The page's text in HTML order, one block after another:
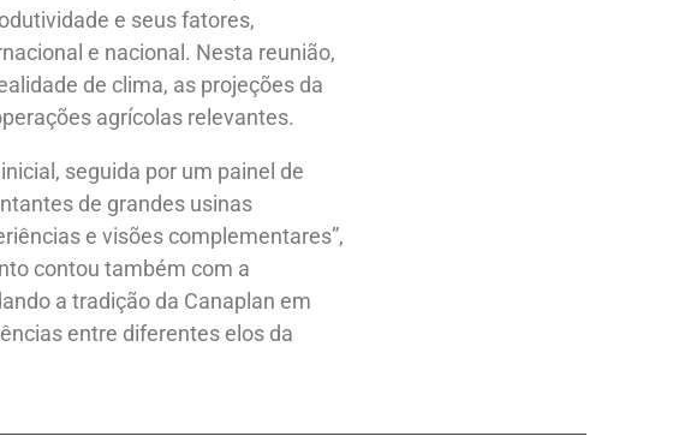
e seus fatores,
e nacional. Nesta reunião,
de clima, as projeções da
agrícolas relevantes.
seguida por um painel de
de grandes usinas
e visões complementares”,
contou também com a
a tradição da Canaplan em
entre diferentes elos da